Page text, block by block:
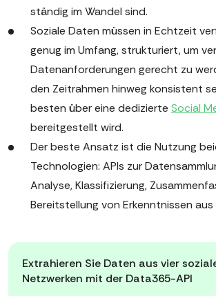
ständig im Wandel sind.
Soziale Daten müssen in Echtzeit
genug im Umfang, strukturiert, um
Datenanforderungen gerecht zu
den Zeitrahmen hinweg konsistent
besten über eine dedizierte Social
bereitgestellt wird.
Der beste Ansatz ist die Nutzung
Technologien: APIs zur
Analyse, Klassifizierung,
Bereitstellung von Erkenntnissen
Extrahieren Sie Daten aus vier
Netzwerken mit der Data365-API